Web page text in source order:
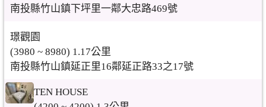
南投縣竹山鎮下坪里一鄰大忠路469號
璟觀園
(3980 ~ 8980) 1.17公里
南投縣竹山鎮延正里16鄰延正路33之17號
TEN HOUSE